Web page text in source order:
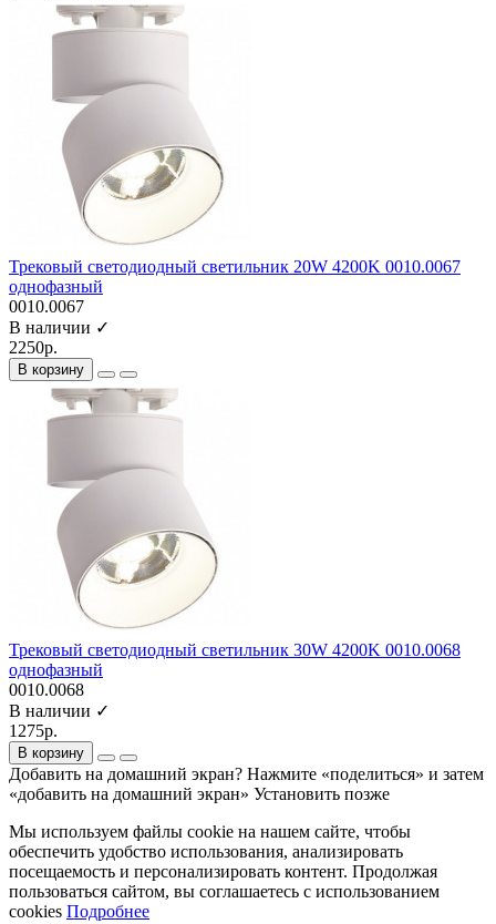
Трековый светодиодный светильник 20W 4200K 0010.0067
однофазный
0010.0067
В наличии ✓
2250р.
В корзину
Трековый светодиодный светильник 30W 4200K 0010.0068
однофазный
0010.0068
В наличии ✓
1275р.
В корзину
Добавить на домашний экран? Нажмите «поделиться» и затем
«добавить на домашний экран» Установить позже
Мы используем файлы cookie на нашем сайте, чтобы
обеспечить удобство использования, анализировать
посещаемость и персонализировать контент. Продолжая
пользоваться сайтом, вы соглашаетесь с использованием
cookies Подробнее